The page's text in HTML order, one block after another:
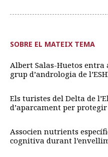
SOBRE EL MATEIX TEMA
Albert Salas-Huetos entra
grup d’andrologia de
Els turistes del Delta de
d’aparcament per
Associen nutrients
cognitiva durant